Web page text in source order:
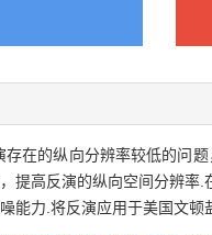
在的纵向分辨率较低的问
提高反演的纵向空间分辨
能力.将反演应用于美国文